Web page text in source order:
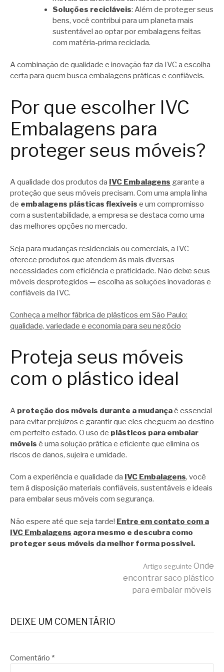
Soluções recicláveis: Além de proteger seus
bens, você contribui para um planeta mais
sustentável ao optar por embalagens feitas
com matéria-prima reciclada.
A combinação de qualidade e inovação faz da IVC a escolha
certa para quem busca embalagens práticas e confiáveis.
Por que escolher IVC
Embalagens para
proteger seus móveis?
A qualidade dos produtos da IVC Embalagens garante a
proteção que seus móveis precisam. Com uma ampla linha
de embalagens plásticas flexíveis e um compromisso
com a sustentabilidade, a empresa se destaca como uma
das melhores opções no mercado.
Seja para mudanças residenciais ou comerciais, a IVC
oferece produtos que atendem às mais diversas
necessidades com eficiência e praticidade. Não deixe seus
móveis desprotegidos — escolha as soluções inovadoras e
confiáveis da IVC.
Conheça a melhor fábrica de plásticos em São Paulo:
qualidade, variedade e economia para seu negócio
Proteja seus móveis
com o plástico ideal
A proteção dos móveis durante a mudançaé essencial
para evitar prejuízos e garantir que eles cheguem ao destino
em perfeito estado. O uso de plásticos para embalar
móveis é uma solução prática e eficiente que elimina os
riscos de danos, sujeira e umidade.
Com a experiência e qualidade da IVC Embalagens, você
tem à disposição materiais confiáveis, sustentáveis e ideais
para embalar seus móveis com segurança.
Não espere até que seja tarde! Entre em contato com a
IVC Embalagens agora mesmo e descubra como
proteger seus móveis da melhor forma possível.
Artigo seguinte Onde
encontrar saco plástico
para embalar móveis
DEIXE UM COMENTÁRIO
Comentário *